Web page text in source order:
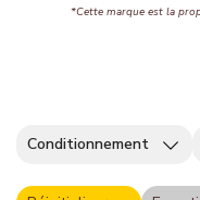
*Cette marque est la
Conditionnement